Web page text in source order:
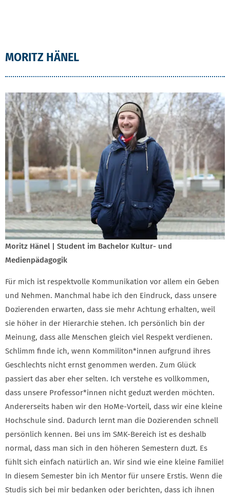
MORITZ HÄNEL
Moritz Hänel | Student im Bachelor Kultur- und
Medienpädagogik
Für mich ist respektvolle Kommunikation vor allem ein Geben
und Nehmen. Manchmal habe ich den Eindruck, dass unsere
Dozierenden erwarten, dass sie mehr Achtung erhalten, weil
sie höher in der Hierarchie stehen. Ich persönlich bin der
Meinung, dass alle Menschen gleich viel Respekt verdienen.
Schlimm finde ich, wenn Kommiliton*innen aufgrund ihres
Geschlechts nicht ernst genommen werden. Zum Glück
passiert das aber eher selten. Ich verstehe es vollkommen,
dass unsere Professor*innen nicht geduzt werden möchten.
Andererseits haben wir den HoMe-Vorteil, dass wir eine kleine
Hochschule sind. Dadurch lernt man die Dozierenden schnell
persönlich kennen. Bei uns im SMK-Bereich ist es deshalb
normal, dass man sich in den höheren Semestern duzt. Es
fühlt sich einfach natürlich an. Wir sind wie eine kleine Familie!
In diesem Semester bin ich Mentor für unsere Erstis. Wenn die
Studis sich bei mir bedanken oder berichten, dass ich ihnen